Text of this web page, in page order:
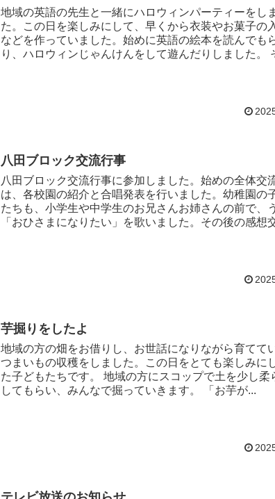
地域の英語の先生と一緒にハロウィンパーティーをし
た。この日を楽しみにして、早くから衣装やお菓子の
などを作っていました。始めに英語の絵本を読んでも
り、ハロウィンじゃんけんをして遊んだりしました。 それか
八田ブロック交流行事
八田ブロック交流行事に参加しました。始めの全体交
は、各校園の紹介と合唱発表を行いました。幼稚園の
たちも、小学生や中学生のお兄さんお姉さんの前で、
「おひさまになりたい」を歌いました。その後の感想
芋掘りをしたよ
地域の方の畑をお借りし、お世話になりながら育てて
つまいもの収穫をしました。この日をとても楽しみに
た子どもたちです。 地域の方にスコップで土を少し柔らかく
してもらい、みんなで掘っていきます。 「お芋が...